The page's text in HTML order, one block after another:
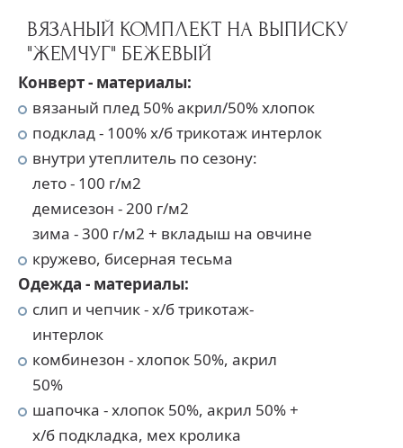
ВЯЗАНЫЙ КОМПЛЕКТ НА ВЫПИСКУ
"ЖЕМЧУГ" БЕЖЕВЫЙ
Конверт - материалы:
вязаный плед 50% акрил/50% хлопок
подклад - 100% х/б трикотаж интерлок
внутри утеплитель по сезону:
лето - 100 г/м2
демисезон - 200 г/м2
зима - 300 г/м2 + вкладыш на овчине
кружево, бисерная тесьма
Одежда - материалы:
слип и чепчик - х/б трикотаж-
интерлок
комбинезон - хлопок 50%, акрил
50%
шапочка - хлопок 50%, акрил 50% +
х/б подкладка, мех кролика